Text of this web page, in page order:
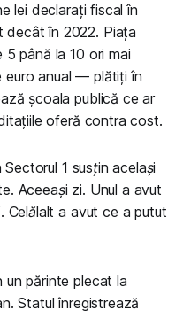
lei declarați fiscal în
în 2022. Piața
până la 10 ori mai
euro anual — plătiți în
școala publică ce ar
oferă contra cost.
1 susțin același
Aceeași zi. Unul a avut
Celălalt a avut ce a putut
părinte plecat la
Statul înregistrează